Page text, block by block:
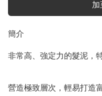
加
簡介
非常高、強定力的髮泥，
營造極致層次，輕易打造